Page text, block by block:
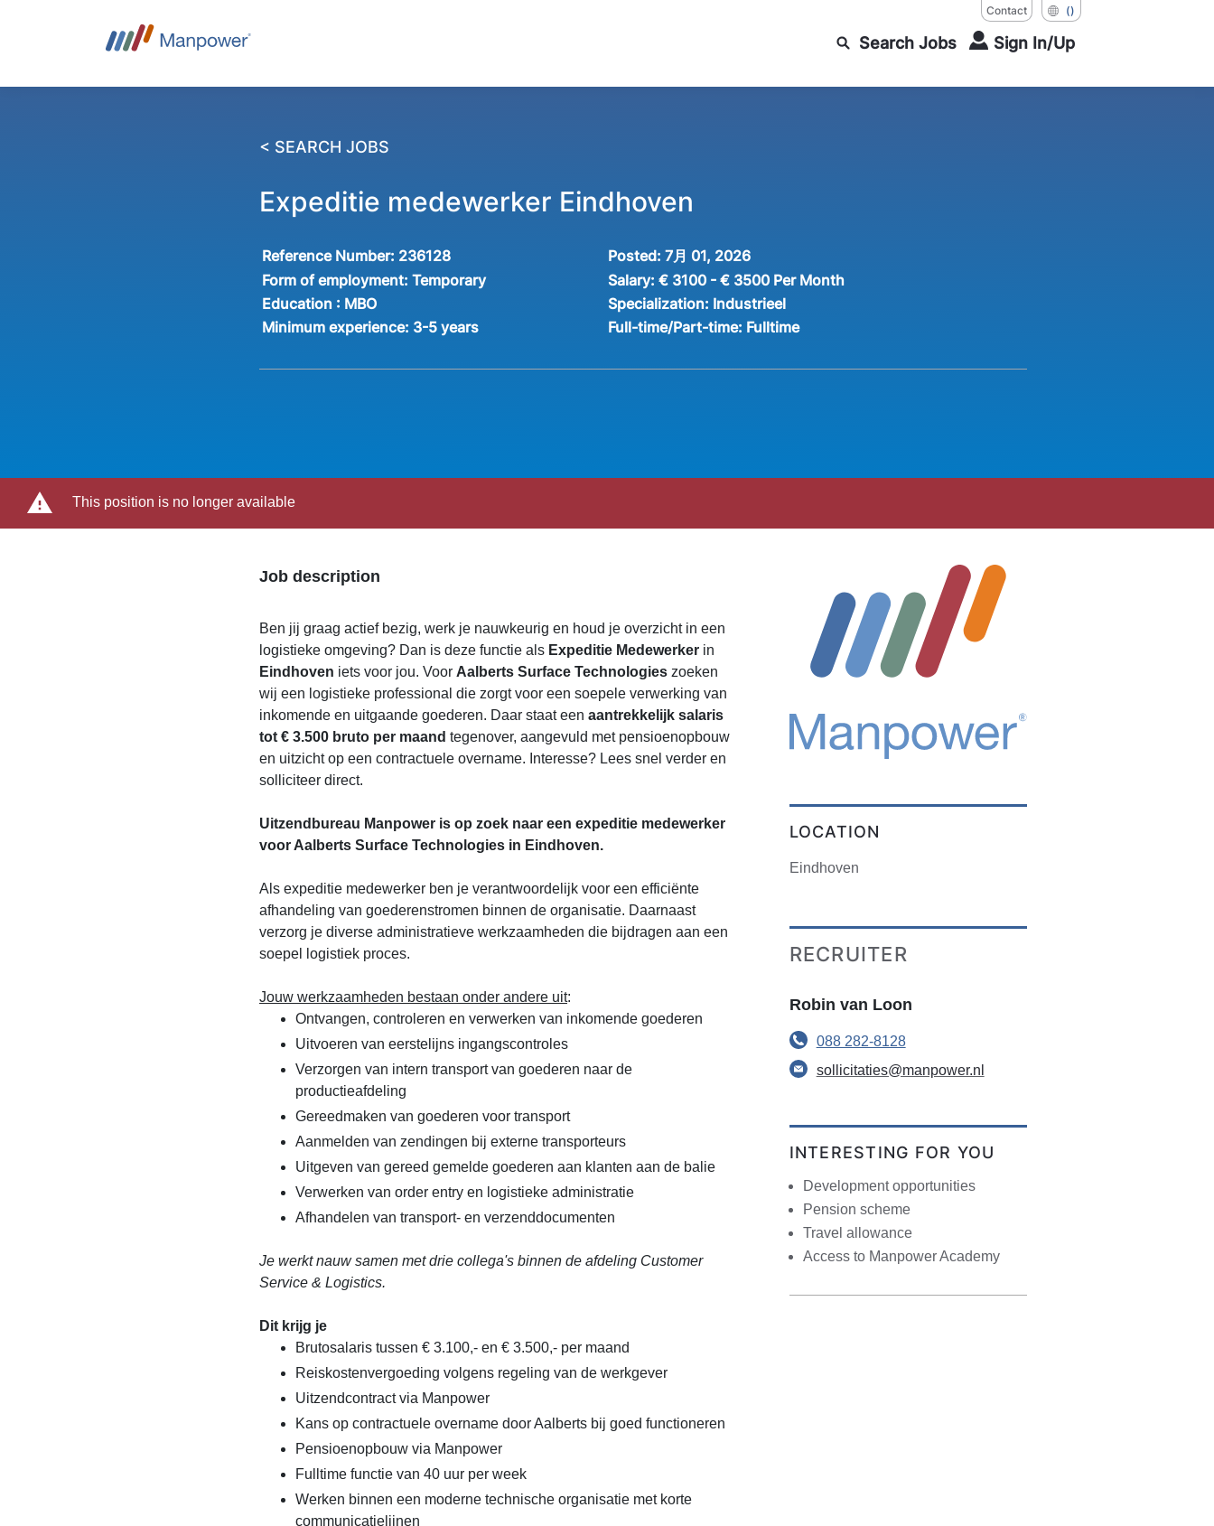
Contact ()
Search Jobs Sign In/Up
< SEARCH JOBS
Expeditie medewerker Eindhoven
Reference Number: 236128 Posted: 7月 01, 2026
Form of employment:Temporary Salary: € 3100 - € 3500 Per Month
Education : MBO Specialization: Industrieel
Minimum experience: 3-5 years Full-time/Part-time: Fulltime
This position is no longer available
Job description
Ben jij graag actief bezig, werk je nauwkeurig en houd je overzicht in een
logistieke omgeving? Dan is deze functie als Expeditie Medewerkerin
Eindhoven iets voor jou. Voor Aalberts Surface Technologieszoeken
wij een logistieke professional die zorgt voor een soepele verwerking van
inkomende en uitgaande goederen. Daar staat een aantrekkelijk salaris
tot € 3.500 bruto per maand tegenover, aangevuld met pensioenopbouw
en uitzicht op een contractuele overname. Interesse? Lees snel verder en
solliciteer direct.
Uitzendbureau Manpower is op zoek naar een expeditie medewerker
voor Aalberts Surface Technologies in Eindhoven.
Als expeditie medewerker ben je verantwoordelijk voor een efficiënte
afhandeling van goederenstromen binnen de organisatie. Daarnaast
verzorg je diverse administratieve werkzaamheden die bijdragen aan een
soepel logistiek proces.
Jouw werkzaamheden bestaan onder andere uit:
Ontvangen, controleren en verwerken van inkomende goederen
Uitvoeren van eerstelijns ingangscontroles
Verzorgen van intern transport van goederen naar de
productieafdeling
Gereedmaken van goederen voor transport
Aanmelden van zendingen bij externe transporteurs
Uitgeven van gereed gemelde goederen aan klanten aan de balie
Verwerken van order entry en logistieke administratie
Afhandelen van transport- en verzenddocumenten
Je werkt nauw samen met drie collega's binnen de afdeling Customer
Service & Logistics.
Dit krijg je
Brutosalaris tussen € 3.100,- en € 3.500,- per maand
Reiskostenvergoeding volgens regeling van de werkgever
Uitzendcontract via Manpower
Kans op contractuele overname door Aalberts bij goed functioneren
Pensioenopbouw via Manpower
Fulltime functie van 40 uur per week
Werken binnen een moderne technische organisatie met korte
communicatielijnen
LOCATION
Eindhoven
RECRUITER
Robin van Loon
088 282-8128
sollicitaties@manpower.nl
INTERESTING FOR YOU
Development opportunities
Pension scheme
Travel allowance
Access to Manpower Academy